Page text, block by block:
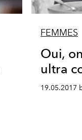
FEMMES
Oui,
ultra
19.05.2017